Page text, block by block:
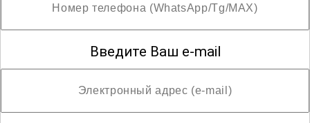
Введите Ваш e-mail